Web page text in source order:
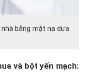
bằng mặt nạ dưa
và bột yến mạch: